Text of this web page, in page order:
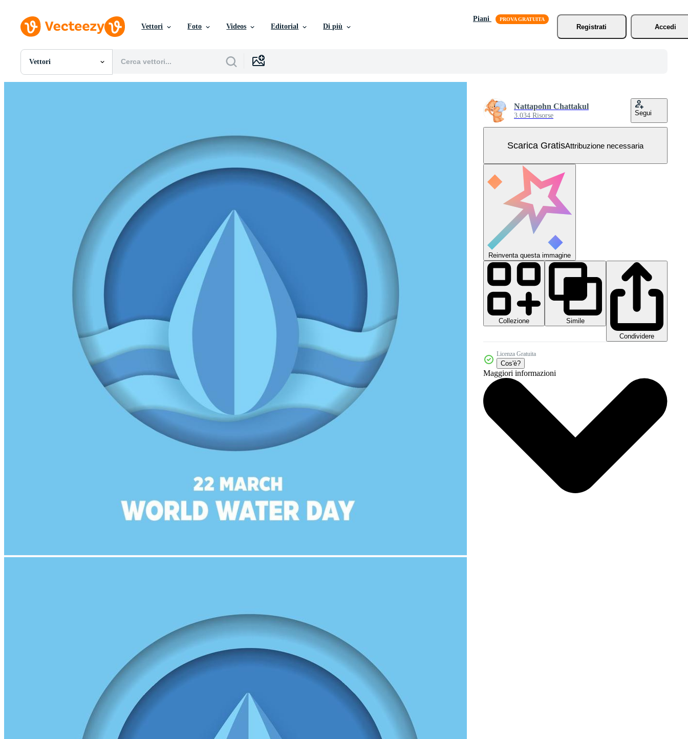
Vettori Foto Videos Editorial Di più
Piani
Registrati
Accedi
Vettori
Tutte Immagini
Nattapohn Chattakul
3.034 Risorse Segui
Scarica GratisAttribuzione necessaria
Reinventa questa immagine
Collezione
Simile
Condividere
Licenza Gratuita
Cos'è?
Maggiori informazioni